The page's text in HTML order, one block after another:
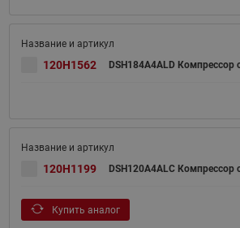
120H1562 DSH184A4ALD Компрессор
120H1199 DSH120A4ALC Компрессор
Купить аналог